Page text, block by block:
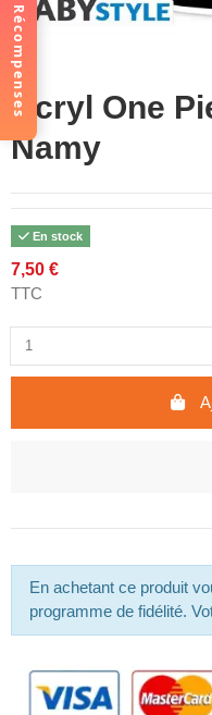
Acryl One
Namy
En stock
7,50 €
TTC
En achetant ce produit
programme de fidélité.
Récompenses